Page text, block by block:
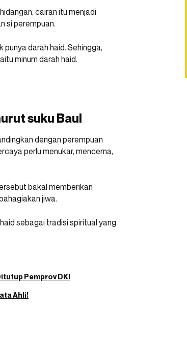
cairan itu menjadi
si perempuan.
darah haid. Sehingga,
minum darah haid.
suku Baul
dengan perempuan
perlu menukar, mencerna,
bakal memberikan
jiwa.
sebagai tradisi spiritual yang
Pemprov DKI
Ahli!